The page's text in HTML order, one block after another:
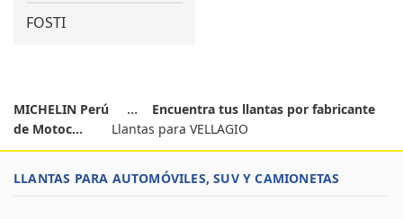
FOSTI
MICHELIN Perú
Encuentra tus llantas por fabricante
de Motoc...
Llantas para VELLAGIO
LLANTAS PARA AUTOMÓVILES, SUV Y CAMIONETAS